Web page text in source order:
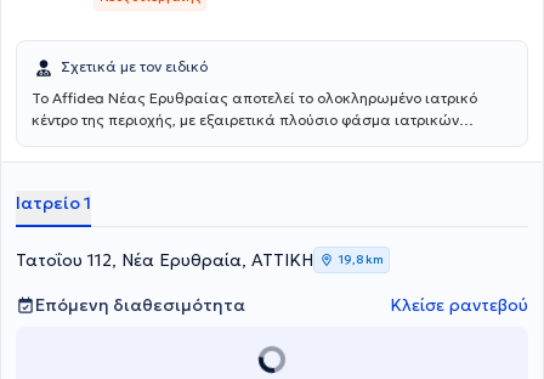
Σχετικά με τον ειδικό
Το Affidea Νέας Ερυθραίας αποτελεί το ολοκληρωμένο ιατρικό
κέντρο της περιοχής, με εξαιρετικά πλούσιο φάσμα ιατρικών
υπηρεσίες, την ουρολογία με δυνατότητα κυστεοσκόπησης, τη
ένας πλήρης ιατρικός προορισμός για κάθε ανάγκη.
Ιατρείο 1
Τατοΐου 112, Νέα Ερυθραία, ΑΤΤΙΚΗ 19,8 km
Επόμενη διαθεσιμότητα Κλείσε ραντεβού